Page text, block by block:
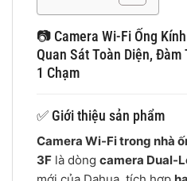
📷 Camera Wi-Fi Ống
Quan Sát Toàn Diện,
1 Chạm
✅ Giới thiệu sản phẩm
Camera Wi-Fi trong nhà
3F là dòng camera Dual-